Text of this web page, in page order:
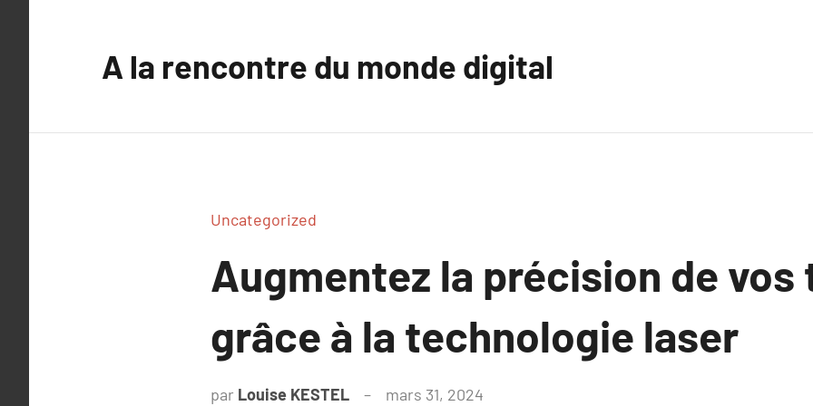
A la rencontre du monde digital
Uncategorized
Augmentez la précision de vos
grâce à la technologie laser
par Louise KESTEL mars 31, 2024